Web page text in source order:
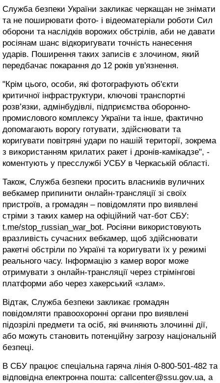
Служба безпеки України закликає черкащан не знімати
та не поширювати фото- і відеоматеріали роботи Сил
оборони та наслідків ворожих обстрілів, аби не давати
росіянам шанс відкоригувати точність нанесення
ударів. Поширення таких записів є злочином, який
передбачає покарання до 12 років ув'язнення.
"Крім цього, особи, які фотографують об'єкти
критичної інфраструктури, ключові транспортні
розв’язки, адмінбудівлі, підприємства оборонно-
промислового комплексу України та інше, фактично
допомагають ворогу готувати, здійснювати та
коригувати повітряні удари по нашій території, зокрема
з використанням крилатих ракет і дронів-камікадзе", -
коментують у пресслужбі УСБУ в Черкаській області.
Також, Служба безпеки просить власників вуличних
вебкамер припинити онлайн-трансляції зі своїх
пристроїв, а громадян – повідомляти про виявлені
стріми з таких камер на офіційний чат-бот СБУ:
t.me/stop_russian_war_bot. Росіяни використовують
вразливість сучасних вебкамер, щоб здійснювати
ракетні обстріли по Україні та коригувати їх у режимі
реального часу. Інформацію з камер ворог може
отримувати з онлайн-трансляції через стрімінгові
платформи або через хакерський «злам».
Відтак, Служба безпеки закликає громадян
повідомляти правоохоронні органи про виявлені
підозрілі предмети та осіб, які вчиняють злочинні дії,
або можуть становить потенційну загрозу національній
безпеці.
В СБУ працює спеціальна гаряча лінія 0-800-501-482 та
відповідна електронна пошта: callcenter@ssu.gov.ua, а